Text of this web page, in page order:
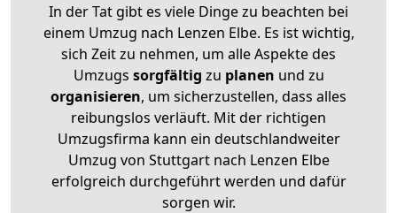
In der Tat gibt es viele Dinge zu beachten bei
einem Umzug nach Lenzen Elbe. Es ist wichtig,
sich Zeit zu nehmen, um alle Aspekte des
Umzugs sorgfältig zu planen und zu
organisieren, um sicherzustellen, dass alles
reibungslos verläuft. Mit der richtigen
Umzugsfirma kann ein deutschlandweiter
Umzug von Stuttgart nach Lenzen Elbe
erfolgreich durchgeführt werden und dafür
sorgen wir.